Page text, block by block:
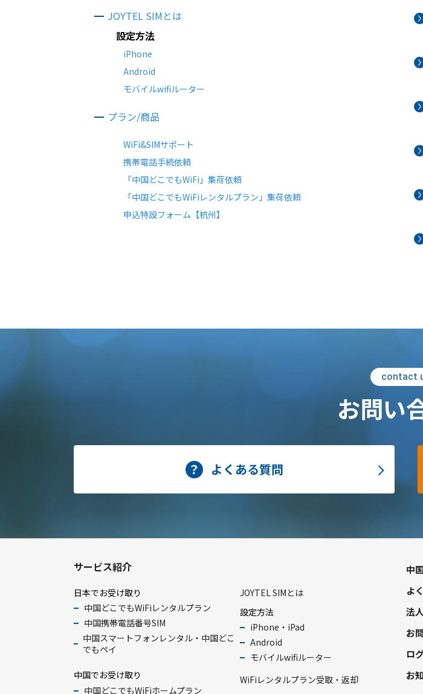
JOYTEL SIMとは
設定方法
iPhone
Android
モバイルwifiルーター
プラン/商品
WiFi&SIMサポート
携帯電話手続依頼
「中国どこでもWiFi」集荷依頼
「中国どこでもWiFiレンタルプラン」集荷依頼
申込特設フォーム【杭州】
contact
お問い
よくある質問
サービス紹介
日本でお受け取り
中国どこでもWiFiレンタルプラン
中国携帯電話番号SIM
中国スマートフォンレンタル・中国どこ
でもペイ
中国でお受け取り
中国どこでもWiFiホームプラン
JOYTEL SIMとは
設定方法
iPhone・iPad
Android
モバイルwifiルーター
WiFiレンタルプラン受取・返却
中
よ
法
お
ロ
お